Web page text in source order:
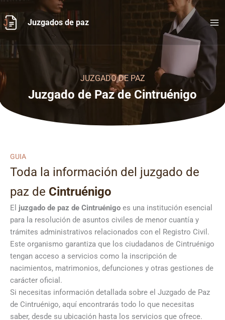
al
contenido
Juzgados de paz
JUZGADO DE PAZ
Juzgado de Paz de Cintruénigo
GUIA
Toda la información del juzgado de
paz de Cintruénigo
El juzgado de paz de Cintruénigo es una institución esencial
para la resolución de asuntos civiles de menor cuantía y
trámites administrativos relacionados con el Registro Civil.
Este organismo garantiza que los ciudadanos de Cintruénigo
tengan acceso a servicios como la inscripción de
nacimientos, matrimonios, defunciones y otras gestiones de
carácter oficial.
Si necesitas información detallada sobre el Juzgado de Paz
de Cintruénigo, aquí encontrarás todo lo que necesitas
saber, desde su ubicación hasta los servicios que ofrece.